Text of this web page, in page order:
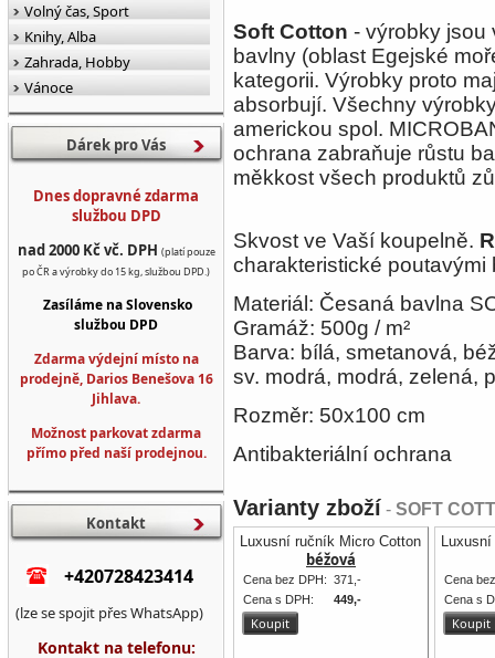
Soft Cotton - výrobky jsou
bavlny (oblast Egejské
kategorii. Výrobky proto
absorbují. Všechny
americkou spol.
ochrana zabraňuje růstu
měkkost všech produktů
Skvost ve Vaší koupelně.
charakteristické poutavými
Materiál: Česaná bavlna
Gramáž: 500g / m²
Barva: bílá, smetanová,
sv. modrá, modrá, zelená,
Rozměr: 50x100 cm
Antibakteriální ochrana
Varianty zboží - SOFT
Luxusní ručník Micro Cotton 50 x 100
béžová
Cena bez DPH: 371,-
Cena s DPH:
449,-
Cena
Cena s
Volný čas, Sport
Knihy, Alba
Zahrada, Hobby
Vánoce
Dárek pro Vás
Dnes dopravné zdarma
službou DPD
nad 2000 Kč vč. DPH (platí pouze
po ČR a výrobky do 15 kg, službou DPD.)
Zasíláme na Slovensko
službou DPD
Zdarma výdejní místo na
prodejně, Darios Benešova 16
Jihlava.
Možnost parkovat zdarma
přímo před naší prodejnou.
Kontakt
+420728423414
(lze se spojit přes WhatsApp)
Kontakt na telefonu: